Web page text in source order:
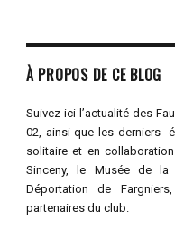
À PROPOS DE CE BLOG
Suivez ici l’actualité des
02, ainsi que les derniers
solitaire et en
Sinceny, le Musée de
Déportation de
partenaires du club.